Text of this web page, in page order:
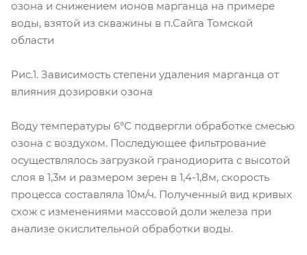
озона и снижением ионов марганца на примере
воды, взятой из скважины в п.Сайга Томской
области
Рис.1. Зависимость степени удаления марганца от
влияния дозировки озона
Воду температуры 6°С подвергли обработке смесью
озона с воздухом. Последующее фильтрование
осуществлялось загрузкой гранодиорита с высотой
слоя в 1,3м и размером зерен в 1,4-1,8м, скорость
процесса составляла 10м/ч. Полученный вид кривых
схож с изменениями массовой доли железа при
анализе окислительной обработки воды.